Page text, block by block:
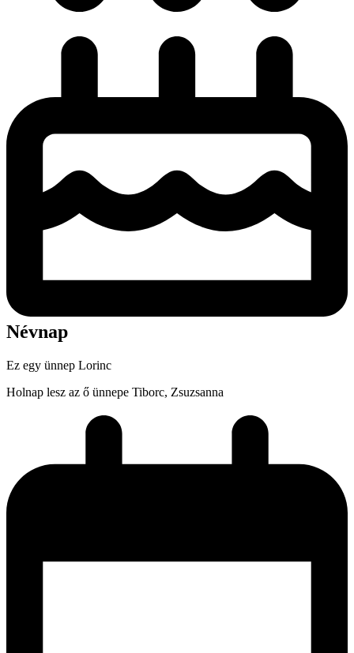
Névnap
Ez egy ünnep Lorinc
Holnap lesz az ő ünnepe Tiborc, Zsuzsanna